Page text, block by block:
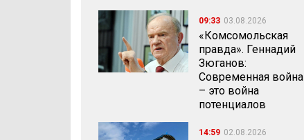
09:33 03.08.2026
«Комсомольская
правда». Геннадий
Зюганов:
Современная война
– это война
потенциалов
14:59 02.08.2026